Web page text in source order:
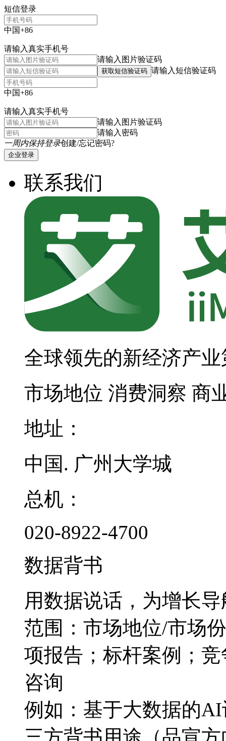
短信登录
中国+86
请输入真实手机号
请输入图片验证码
获取短信验证码 请输入短信验证码
中国+86
请输入真实手机号
请输入图片验证码
请输入密码
一周内保持登录创建/忘记密码?
企业登录
联系我们
全球领先的新经济产
市场地位 消费洞察 商
地址：
中国. 广州大学城
总机：
020-8922-4700
数据背书
用数据说话，为增长导
范围：市场地位/市场
项报告；标杆案例；
咨询
例如：基于大数据的